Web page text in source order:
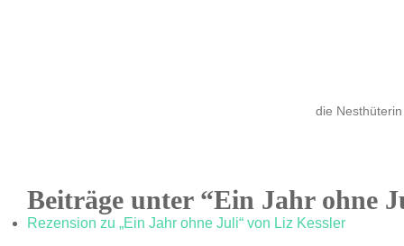
die Nesthüterin
Beiträge unter “Ein Jahr ohne
Rezension zu „Ein Jahr ohne Juli“ von Liz Kessler